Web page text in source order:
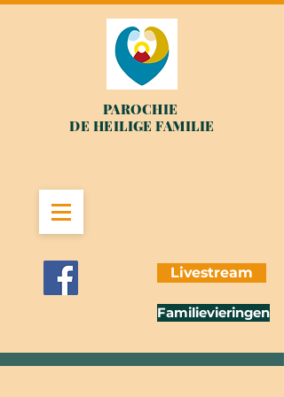
PAROCHIE
DE HEILIGE FAMILIE
Livestream
Familievieringen